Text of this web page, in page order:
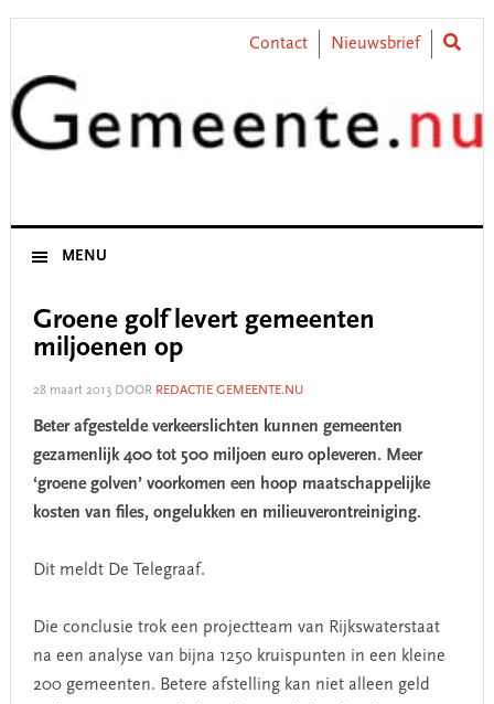
Skip
primary
navigation
Skip
content
Skip
primary
sidebar
Skip
footer
Contact Nieuwsbrief
MENU
Groene golf levert gemeenten
miljoenen op
28 maart 2013DOOR REDACTIE GEMEENTE.NU
Beter afgestelde verkeerslichten kunnen gemeenten
gezamenlijk 400 tot 500 miljoen euro opleveren. Meer
‘groene golven’ voorkomen een hoop maatschappelijke
kosten van files, ongelukken en milieuverontreiniging.
Dit meldt De Telegraaf.
Die conclusie trok een projectteam van Rijkswaterstaat
na een analyse van bijna 1250 kruispunten in een kleine
200 gemeenten. Betere afstelling kan niet alleen geld